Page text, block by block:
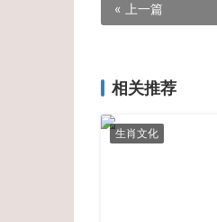
« 上一篇
相关推荐
生肖文化